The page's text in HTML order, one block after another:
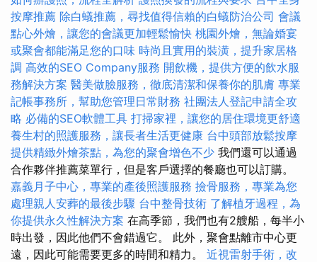
按摩推薦 除白蟻推薦，尋找值得信賴的白蟻防治公司 會議
點心外燴，讓您的會議更加輕鬆愉快 桃園外燴，無論婚宴
或聚會都能滿足您的口味 時尚且實用的裝潢，提升家居格
調 高效的SEO Company服務 開飲機，提供方便的飲水服
務解決方案 醫美做臉服務，徹底清潔和保養你的肌膚 專業
記帳事務所，幫助您管理日常財務 社團法人登記申請全攻
略 必備的SEO軟體工具 打掃家裡，讓您的居住環境更舒適
養生村的照護服務，讓長者生活更健康 台中頭部放鬆按摩
提供精緻外燴茶點，為您的聚會增色不少 我們還可以通過
合作夥伴推薦菜單行，但是客戶選擇的餐廳也可以訂購。
嘉義月子中心，專業的產後照護服務 撿骨服務，專業為您
處理親人安葬的最後步驟 台中整骨技術 了解植牙過程，為
你提供永久性解決方案 在高季節，我們也有2艘船，每半小
時出發，因此他們不會錯過它。 此外，聚會點離市中心更
遠，因此可能需要更多的時間和精力。 近視雷射手術，改